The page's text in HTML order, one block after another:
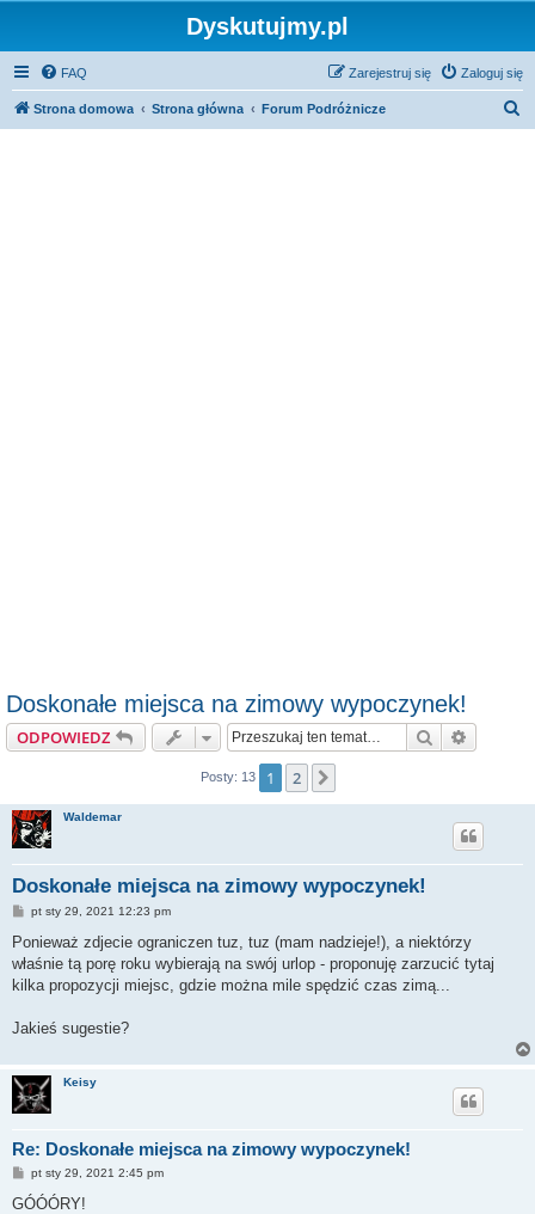
Dyskutujmy.pl
FAQ Zaloguj się
Zarejestruj się
Strona domowa Strona główna Forum Podróżnicze
Doskonałe miejsca na zimowy wypoczynek!
ODPOWIEDZ Szukaj
Posty: 13 1 2
Waldemar
Doskonałe miejsca na zimowy wypoczynek!
P
s
pt sty 29, 2021 12:23 pm
Ponieważ zdjecie ograniczen tuz, tuz (mam nadzieje!), a niektórzy
właśnie tą porę roku wybierają na swój urlop - proponuję zarzucić tytaj
kilka propozycji miejsc, gdzie można mile spędzić czas zimą...
Jakieś sugestie?
Keisy
Re: Doskonałe miejsca na zimowy wypoczynek!
P
s
pt sty 29, 2021 2:45 pm
GÓÓÓRY!